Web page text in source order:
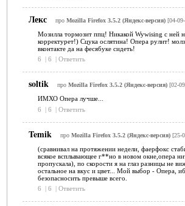
Лекс про Mozilla Firefox 3.5.2 (Яндекс-версия)[04-
Мозилла тормозит ппц! Никакой Wywising с ней
корректурет!) Сцука ослятина! Опера рулит!
вконтакте да на фесябуке сидеть!
6
| 6 | Ответить
soltik про Mozilla Firefox 3.5.2 (Яндекс-версия)[02-
ИМХО Опера лучше...
6
| 6 | Ответить
Temik про Mozilla Firefox 3.5.2 (Яндекс-версия)[25-
(сравнивал на протяжении недели, фаерфокс
всякое всплывающее г**но в новом окне,опера
пропускала), по скорости я на глаз разницы не
остальное на вкус и цвет... Мой выбор - Опера,
безопасносить превыше всего.
6
| 6 | Ответить